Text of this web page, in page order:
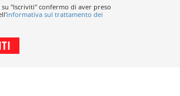
su "Iscriviti" confermo di aver preso
informativa sul trattamento dei